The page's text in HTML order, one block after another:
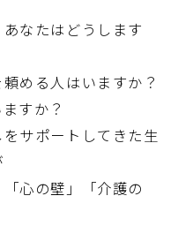
なたはどうします
める人はいますか？
すか？
サポートしてきた生
心の壁」「介護の